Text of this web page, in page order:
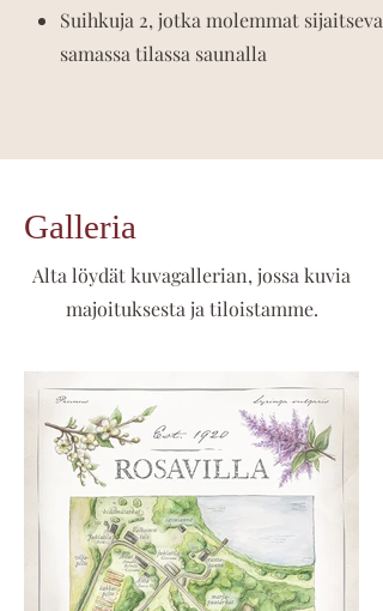
Suihkuja 2, jotka molemmat sijaitsevat
samassa tilassa saunalla
Galleria
Alta löydät kuvagallerian, jossa kuvia
majoituksesta ja tiloistamme.